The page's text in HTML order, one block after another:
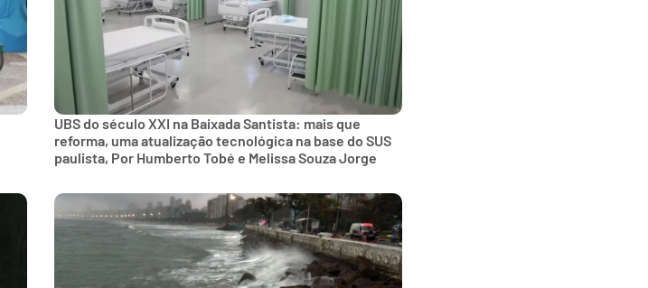
UBS do século XXI na Baixada Santista: mais que
reforma, uma atualização tecnológica na base do SUS
paulista, Por Humberto Tobé e Melissa Souza Jorge